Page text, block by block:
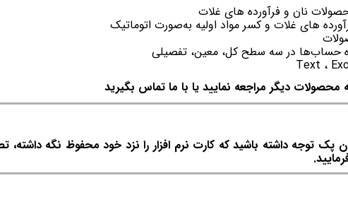
نان و فرآورده های غلات
های غلات و کسر مواد اولیه به‌صورت اتوماتیک
حساب‌ها در سه سطح کل، معین، تفصیلی
محصولات دیگر مراجعه نمایید یا با ما تماس بگیرید
توجه داشته باشید که کارت نرم افزار را نزد خود محفوظ نگه